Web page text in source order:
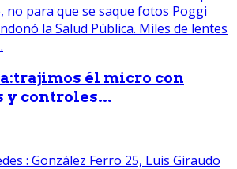
él micro con
y controles...